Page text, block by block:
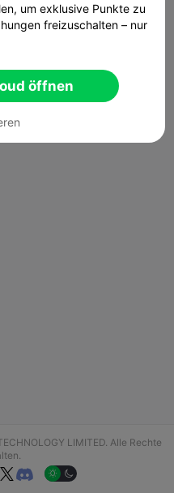
LIMITED. Alle Rechte
 
um exklusive Punkte zu
freizuschalten – nur
öffnen